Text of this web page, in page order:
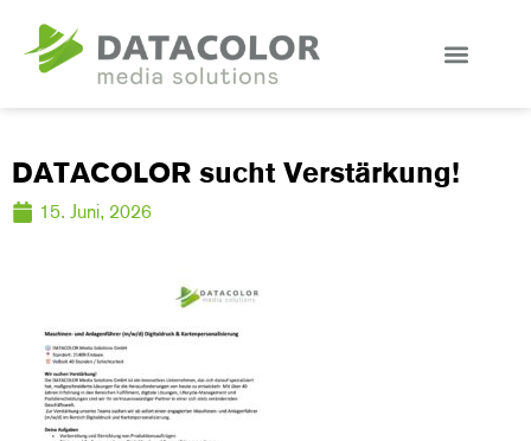
DATACOLOR sucht Verstärkung!
15. Juni, 2026